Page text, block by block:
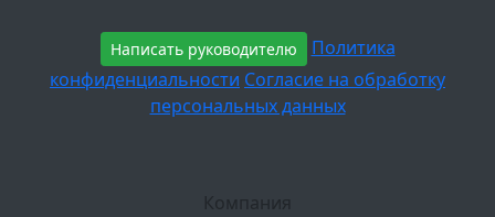
Написать руководителю
Политика
конфиденциальности Согласие на обработку
персональных данных
Компания